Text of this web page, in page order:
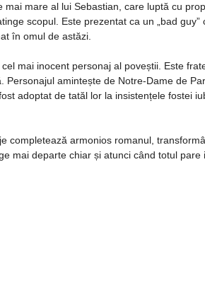
mai mare al lui Sebastian, care luptă cu
scopul. Este prezentat ca un „bad
în omul de astăzi.
mai inocent personaj al poveștii. Este
amintește de Notre-Dame de
adoptat de tatăl lor la insistențele fostei
completează armonios romanul,
mai departe chiar și atunci când totul pare